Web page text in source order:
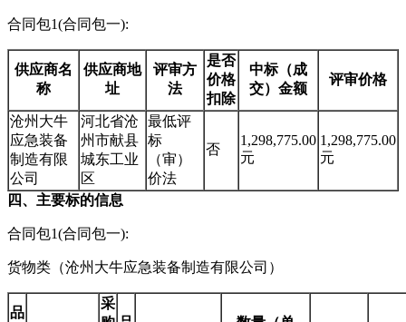
合同包1(合同包一):
供应商名
称
供应商地
址
评审方
法
是否
价格
扣除
中标（成
交）金额
评审价格
沧州大牛
应急装备
制造有限
公司
河北省沧
州市献县
城东工业
区
最低评
标
（审）
价法
否
1,298,775.00
元
1,298,775.00
元
四、主要标的信息
合同包1(合同包一):
货物类（沧州大牛应急装备制造有限公司）
品
采